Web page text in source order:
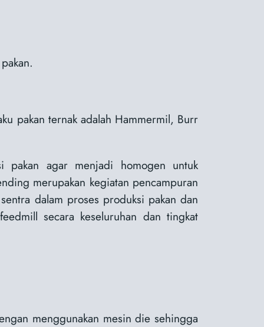
pakan ternak adalah Hammermil, Burr
pakan agar menjadi homogen untuk
merupakan kegiatan pencampuran
dalam proses produksi pakan dan
secara keseluruhan dan tingkat
menggunakan mesin die sehingga